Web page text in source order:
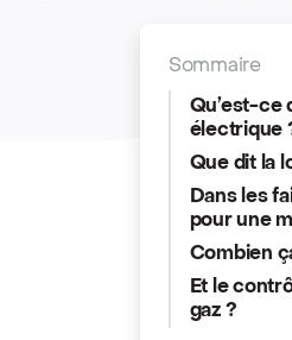
Sommaire
Qu’est-ce
électrique
Que dit la
Dans les
pour une
Combien
Et le
gaz ?